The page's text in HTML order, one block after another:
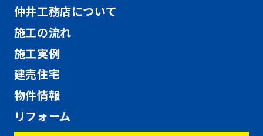
仲井工務店について
施工の流れ
施工実例
建売住宅
物件情報
リフォーム